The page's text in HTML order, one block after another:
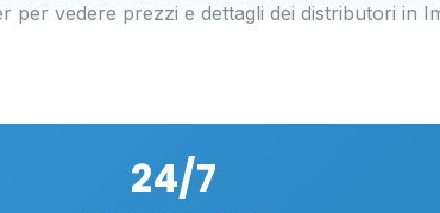
per vedere prezzi e dettagli dei distributori in
24/7